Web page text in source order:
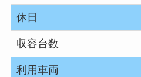
休日
収容台数
利用車両